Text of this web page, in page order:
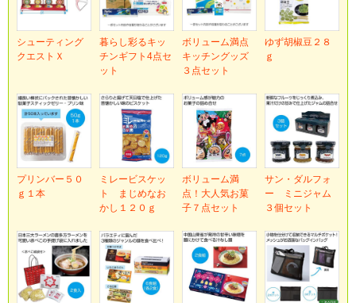
シューティング
クエストＸ
暮らし彩るキッ
チンギフト4点セ
ット
ボリューム満点
キッチングッズ
３点セット
ゆず胡椒豆２８
ｇ
プリンバー５０
ｇ１本
ミレービスケッ
ト まじめなお
かし１２０ｇ
ボリューム満
点！大人気お菓
子７点セット
サン・ダルフォ
ー ミニジャム
３個セット